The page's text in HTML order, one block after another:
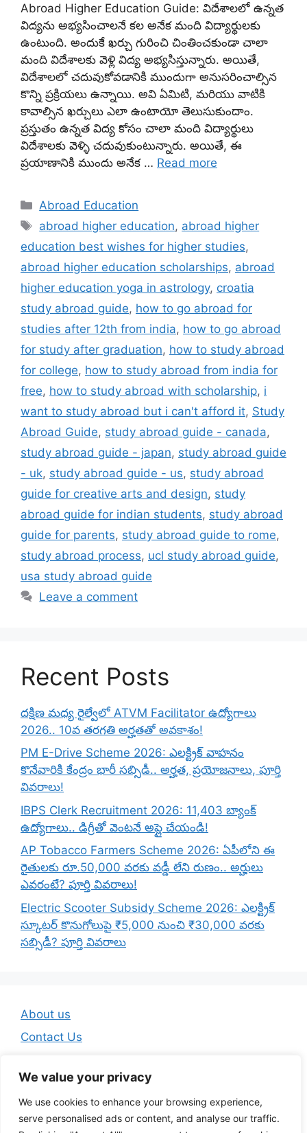
We value your privacy
We use cookies to enhance your browsing experience,
serve personalised ads or content, and analyse our traffic.
Abroad Higher Education Guide: విదేశాలలో ఉన్నత
విద్యను అభ్యసించాలనే కల అనేక మంది విద్యార్థులకు
ఉంటుంది. అందుకే ఖర్చు గురించి చింతించకుండా చాలా
మంది విదేశాలకు వెళ్లి విద్య అభ్యసిస్తున్నారు. అయితే,
విదేశాలలో చదువుకోవడానికి ముందుగా అనుసరించాల్సిన
కొన్ని ప్రక్రియలు ఉన్నాయి. అవి ఏమిటి, మరియు వాటికి
కావాల్సిన ఖర్చులు ఎలా ఉంటాయో తెలుసుకుందాం.
ప్రస్తుతం ఉన్నత విద్య కోసం చాలా మంది విద్యార్థులు
విదేశాలకు వెళ్ళి చదువుకుంటున్నారు. అయితే, ఈ
ప్రయాణానికి ముందు అనేక … Read more
Categories
Abroad Education
Tags
abroad higher education, abroad higher
education best wishes for higher studies,
abroad higher education scholarships, abroad
higher education yoga in astrology, croatia
study abroad guide, how to go abroad for
studies after 12th from india, how to go abroad
for study after graduation, how to study abroad
for college, how to study abroad from india for
free, how to study abroad with scholarship, i
want to study abroad but i can't afford it, Study
Abroad Guide, study abroad guide - canada,
study abroad guide - japan, study abroad guide
- uk, study abroad guide - us, study abroad
guide for creative arts and design, study
abroad guide for indian students, study abroad
guide for parents, study abroad guide to rome,
study abroad process, ucl study abroad guide,
usa study abroad guide
Leave a comment
Recent Posts
దక్షిణ మధ్య రైల్వేలో ATVM Facilitator ఉద్యోగాలు
2026.. 10వ తరగతి అర్హతతో అవకాశం!
PM E-Drive Scheme 2026: ఎలక్ట్రిక్ వాహనం
కొనేవారికి కేంద్రం భారీ సబ్సిడీ.. అర్హత, ప్రయోజనాలు, పూర్తి
వివరాలు!
IBPS Clerk Recruitment 2026: 11,403 బ్యాంక్
ఉద్యోగాలు.. డిగ్రీతో వెంటనే అప్లై చేయండి!
AP Tobacco Farmers Scheme 2026: ఏపీలోని ఈ
రైతులకు రూ.50,000 వరకు వడ్డీ లేని రుణం.. అర్హులు
ఎవరంటే? పూర్తి వివరాలు!
Electric Scooter Subsidy Scheme 2026: ఎలక్ట్రిక్
స్కూటర్ కొనుగోలుపై ₹5,000 నుంచి ₹30,000 వరకు
సబ్సిడీ? పూర్తి వివరాలు
About us
Contact Us
Privacy Policy
Terms And Conditions